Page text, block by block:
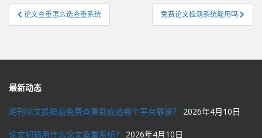
文
章
航
论文查重怎么选查重系统 免费论文检测系统能用吗
最新动态
期刊论文投稿前免费查重到底选哪个平台靠谱？ 2026年4月10日
论文初稿用什么论文查重系统？ 2026年4月10日